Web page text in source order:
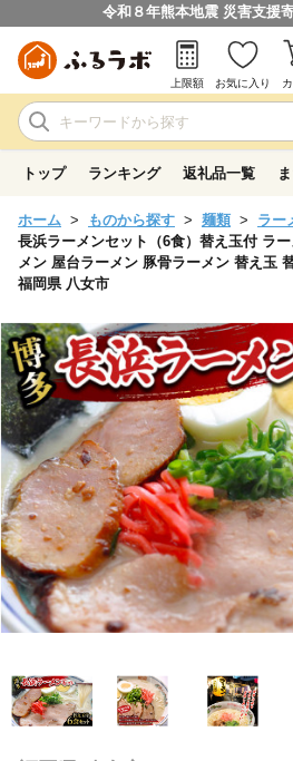
令和８年熊本地震 災害支援
上限額 お気に入り
トップ ランキング 返礼品一覧
ホーム ものから探す 麺類
ラー
長浜ラーメンセット（6食）替え玉付 ラ
メン 屋台ラーメン 豚骨ラーメン 替え玉
福岡県 八女市